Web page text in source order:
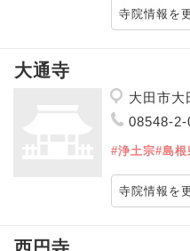
寺院情報を
大通寺
大田市大
08548-2-
#浄土宗#島根
寺院情報を